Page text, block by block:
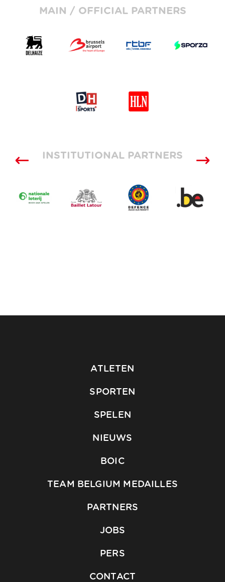
MAIN / OFFICIAL PARTNERS
INSTITUTIONAL PARTNERS
ATLETEN
SPORTEN
SPELEN
NIEUWS
BOIC
TEAM BELGIUM MEDAILLES
PARTNERS
JOBS
PERS
CONTACT